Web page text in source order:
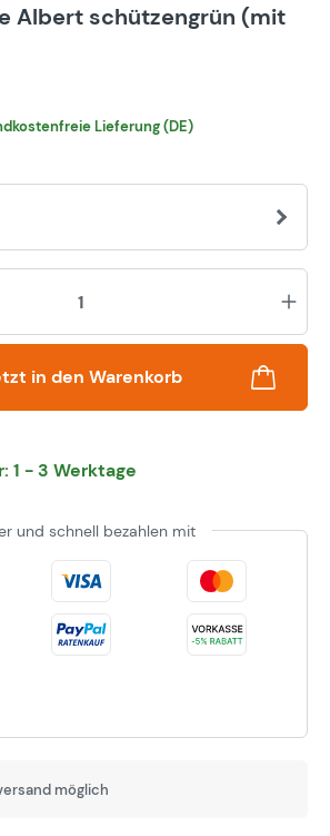
von 5 von 5 Sternen
Albert schützengrün (mit
Lieferung (DE)
in den Warenkorb
1 - 3 Werktage
und schnell bezahlen mit
möglich